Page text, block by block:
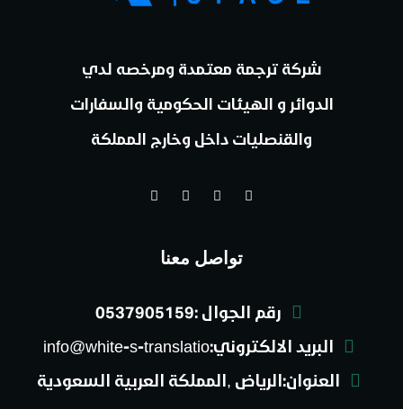
شركة ترجمة معتمدة ومرخصه لدي
الدوائر و الهيئات الحكومية والسفارات
والقنصليات داخل وخارج المملكة
تواصل معنا
رقم الجوال :0537905159
البريد الالكتروني:info@white-s-translatio
العنوان:الرياض ,المملكة العربية السعودية